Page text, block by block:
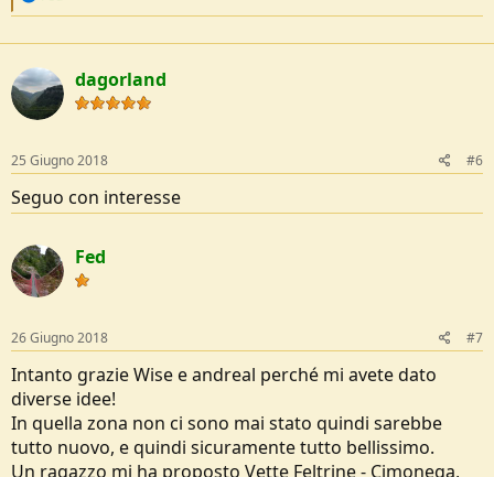
c
i
o
n
:
dagorland
25 Giugno 2018 #6
Seguo con interesse
Fed
26 Giugno 2018 #7
Intanto grazie Wise e andreal perché mi avete dato
diverse idee!
In quella zona non ci sono mai stato quindi sarebbe
tutto nuovo, e quindi sicuramente tutto bellissimo.
Un ragazzo mi ha proposto Vette Feltrine - Cimonega,